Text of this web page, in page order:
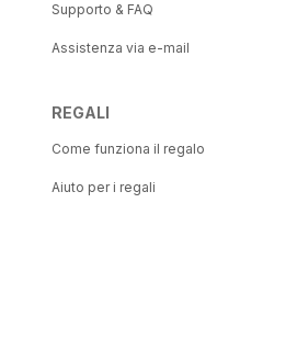
Supporto & FAQ
Assistenza via e-mail
REGALI
Come funziona il regalo
Aiuto per i regali